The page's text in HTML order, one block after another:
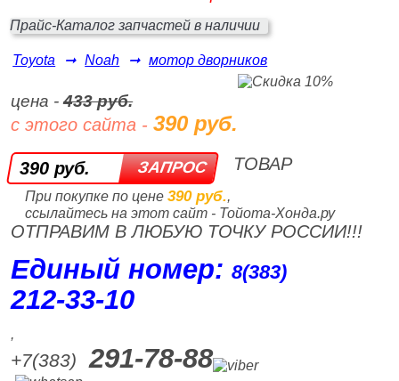
Прайс-Каталог запчастей в наличии
Toyota ➞ Noah ➞ мотор дворников
цена -433 руб.
с этого сайта -390 руб.
390 руб.
При покупке по цене 390 руб.,
ссылайтесь на этот сайт - Тойота-Хонда.ру
ТОВАР
ОТПРАВИМ В ЛЮБУЮ ТОЧКУ РОССИИ!!!
Единый номер:8(383)
212‑33‑10
,
+7(383) 291-78-88